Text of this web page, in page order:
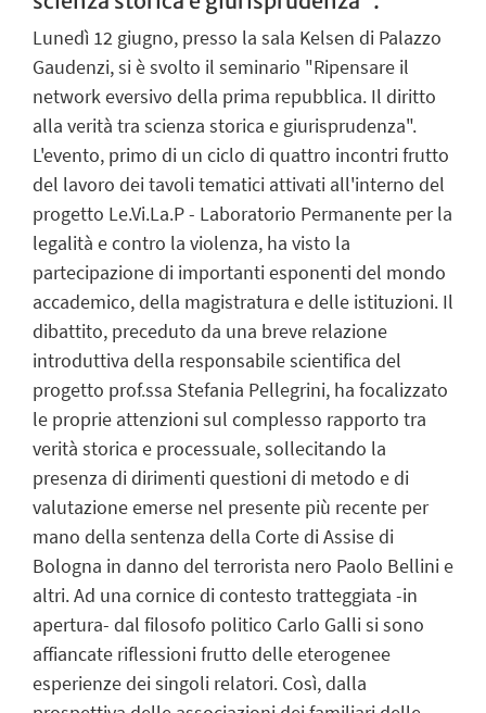
Lunedì 12 giugno, presso la sala Kelsen di Palazzo
Gaudenzi, si è svolto il seminario "Ripensare il
network eversivo della prima repubblica. Il diritto
alla verità tra scienza storica e giurisprudenza".
L'evento, primo di un ciclo di quattro incontri frutto
del lavoro dei tavoli tematici attivati all'interno del
progetto Le.Vi.La.P - Laboratorio Permanente per la
legalità e contro la violenza, ha visto la
partecipazione di importanti esponenti del mondo
accademico, della magistratura e delle istituzioni. Il
dibattito, preceduto da una breve relazione
introduttiva della responsabile scientifica del
progetto prof.ssa Stefania Pellegrini, ha focalizzato
le proprie attenzioni sul complesso rapporto tra
verità storica e processuale, sollecitando la
presenza di dirimenti questioni di metodo e di
valutazione emerse nel presente più recente per
mano della sentenza della Corte di Assise di
Bologna in danno del terrorista nero Paolo Bellini e
altri. Ad una cornice di contesto tratteggiata -in
apertura- dal filosofo politico Carlo Galli si sono
affiancate riflessioni frutto delle eterogenee
esperienze dei singoli relatori. Così, dalla